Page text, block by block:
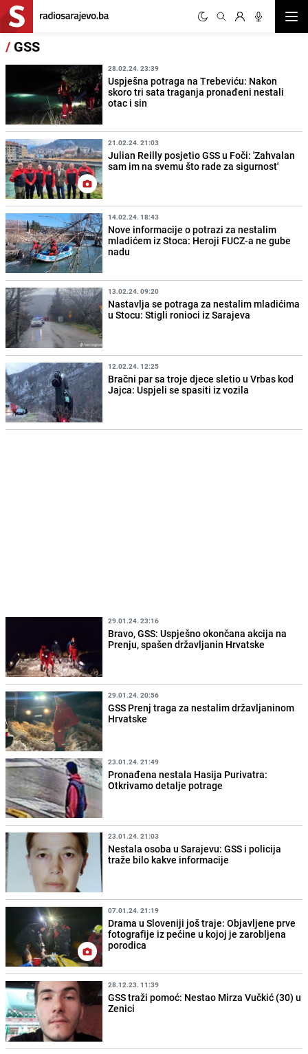
/ GSS
28.02.24. 23:39
Uspješna potraga na Trebeviću: Nakon
skoro tri sata traganja pronađeni nestali
otac i sin
21.02.24. 21:03
Julian Reilly posjetio GSS u Foči: 'Zahvalan
sam im na svemu što rade za sigurnost'
14.02.24. 18:43
Nove informacije o potrazi za nestalim
mladićem iz Stoca: Heroji FUCZ-a ne gube
nadu
13.02.24. 09:20
Nastavlja se potraga za nestalim mladićima
u Stocu: Stigli ronioci iz Sarajeva
12.02.24. 12:25
Bračni par sa troje djece sletio u Vrbas kod
Jajca: Uspjeli se spasiti iz vozila
29.01.24. 23:16
Bravo, GSS: Uspješno okončana akcija na
Prenju, spašen državljanin Hrvatske
29.01.24. 20:56
GSS Prenj traga za nestalim državljaninom
Hrvatske
23.01.24. 21:49
Pronađena nestala Hasija Purivatra:
Otkrivamo detalje potrage
23.01.24. 21:03
Nestala osoba u Sarajevu: GSS i policija
traže bilo kakve informacije
07.01.24. 21:19
Drama u Sloveniji još traje: Objavljene prve
fotografije iz pećine u kojoj je zarobljena
porodica
28.12.23. 11:39
GSS traži pomoć: Nestao Mirza Vučkić (30) u
Zenici